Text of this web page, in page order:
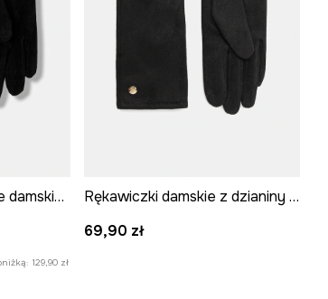
Rękawiczki zamszowe damskie z fakturą
129,90 zł
Rękawiczki damskie z dzianiny kolor czarny
69,90 zł